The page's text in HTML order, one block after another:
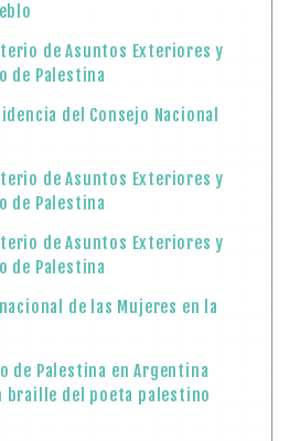
de Asuntos Exteriores y
de Palestina
del Consejo Nacional
de Asuntos Exteriores y
de Palestina
de Asuntos Exteriores y
de Palestina
de las Mujeres en la
de Palestina en Argentina
braille del poeta palestino